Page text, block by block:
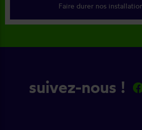
Faire durer nos
suivez-nous !